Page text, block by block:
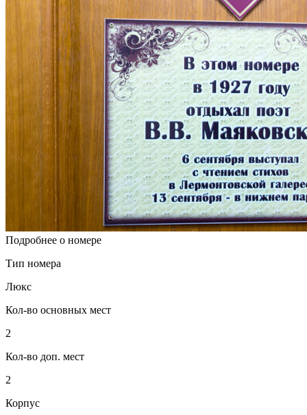
Подробнее о номере
Тип номера
Люкс
Кол-во основных мест
2
Кол-во доп. мест
2
Корпус